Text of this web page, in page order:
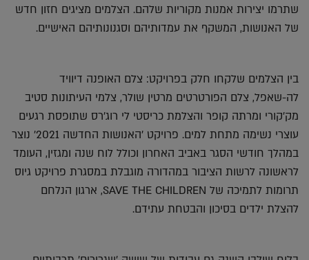
שתרמו יצירות אמנות מקוריות שלהם. הצלמים מציגים חזון חדש
של האנושות, המשקף את עמדותיהם וסגנונותיהם האישיים.
בין הצלמים שלקחו חלק בפרויקט: צלם האופנה דיוויד
לה-שאפל, צלם הפורטרטים מרטין שולר, צלמי העיתונות סטיב
מק'קורי ומרתה קופר והצלמת כריסטי לי רוג'רס שתופסת רגעים
עוצרי נשימה מתחת למים. פרויקט 'האנושות החדשה 2021' נוצר
במהלך חודשי הסגר באביב האחרון וכולל לוח שנה ומגזין, העומד
לראשונה לרשות הציבור במהדורה מוגבלת במסגרת פרויקט גיוס
תרומות לתמיכה של SAVE THE CHILDREN, ארגון הנלחם
להצלת ילדים בסיכון והבטחת עתידם.